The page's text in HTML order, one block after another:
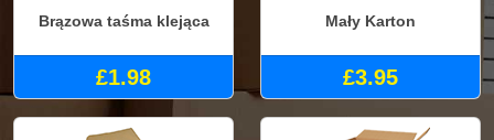
Brązowa taśma klejąca
£1.98
Mały Karton
£3.95